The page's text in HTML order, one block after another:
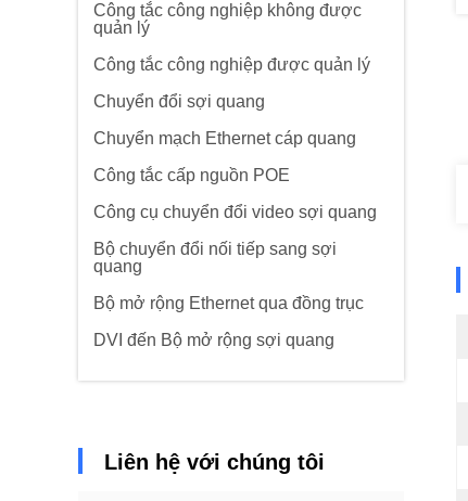
Công tắc công nghiệp không được
quản lý
Công tắc công nghiệp được quản lý
Chuyển đổi sợi quang
Chuyển mạch Ethernet cáp quang
Công tắc cấp nguồn POE
Công cụ chuyển đổi video sợi quang
Bộ chuyển đổi nối tiếp sang sợi
quang
Bộ mở rộng Ethernet qua đồng trục
DVI đến Bộ mở rộng sợi quang
Liên hệ với chúng tôi